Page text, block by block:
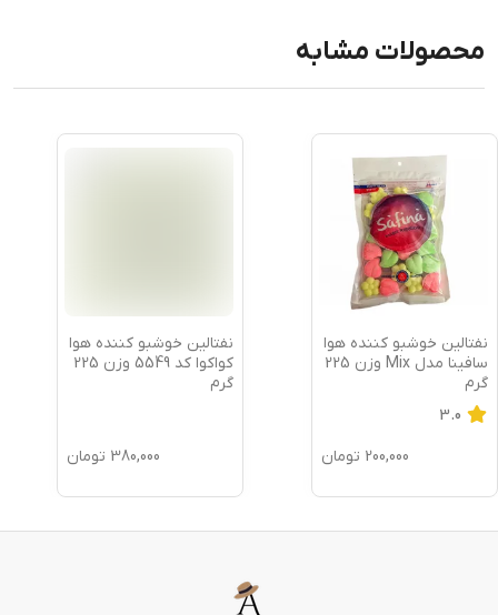
محصولات مشابه
نفتالین خوشبو کننده هوا
سافینا مدل Mix وزن 225
گرم
3.0
200,000 تومان
نفتالین خوشبو کننده هوا
کواکوا کد 5549 وزن 225
گرم
380,000 تومان